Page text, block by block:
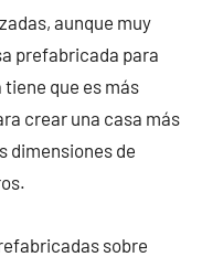
aunque muy
prefabricada para
que es más
crear una casa más
dimensiones de
sobre